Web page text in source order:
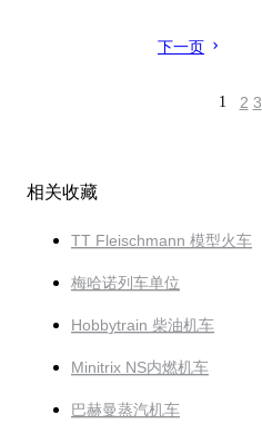
下一页
1 2 3
相关收藏
TT Fleischmann 模型火车
梅哈诺列车单位
Hobbytrain 柴油机车
Minitrix NS内燃机车
巴赫曼蒸汽机车